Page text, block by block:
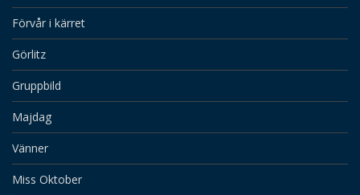
Förvår i kärret
Görlitz
Gruppbild
Majdag
Vänner
Miss Oktober